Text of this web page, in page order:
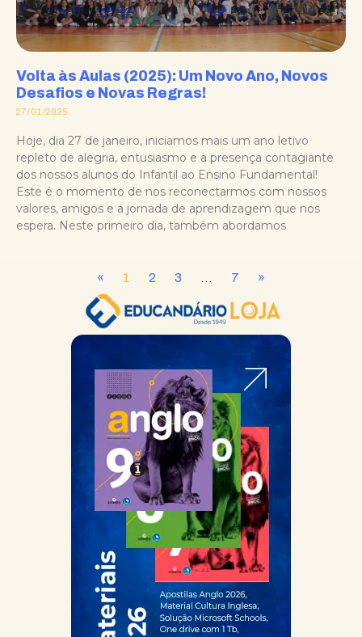
Volta às Aulas (2025): Um Novo Ano, Novos
Desafios e Novas Regras!
27/01/2025
Hoje, dia 27 de janeiro, iniciamos mais um ano letivo
repleto de alegria, entusiasmo e a presença contagiante
dos nossos alunos do Infantil ao Ensino Fundamental!
Este é o momento de nos reconectarmos com nossos
valores, amigos e a jornada de aprendizagem que nos
espera. Neste primeiro dia, também abordamos
« 1 2 3 … 7 »